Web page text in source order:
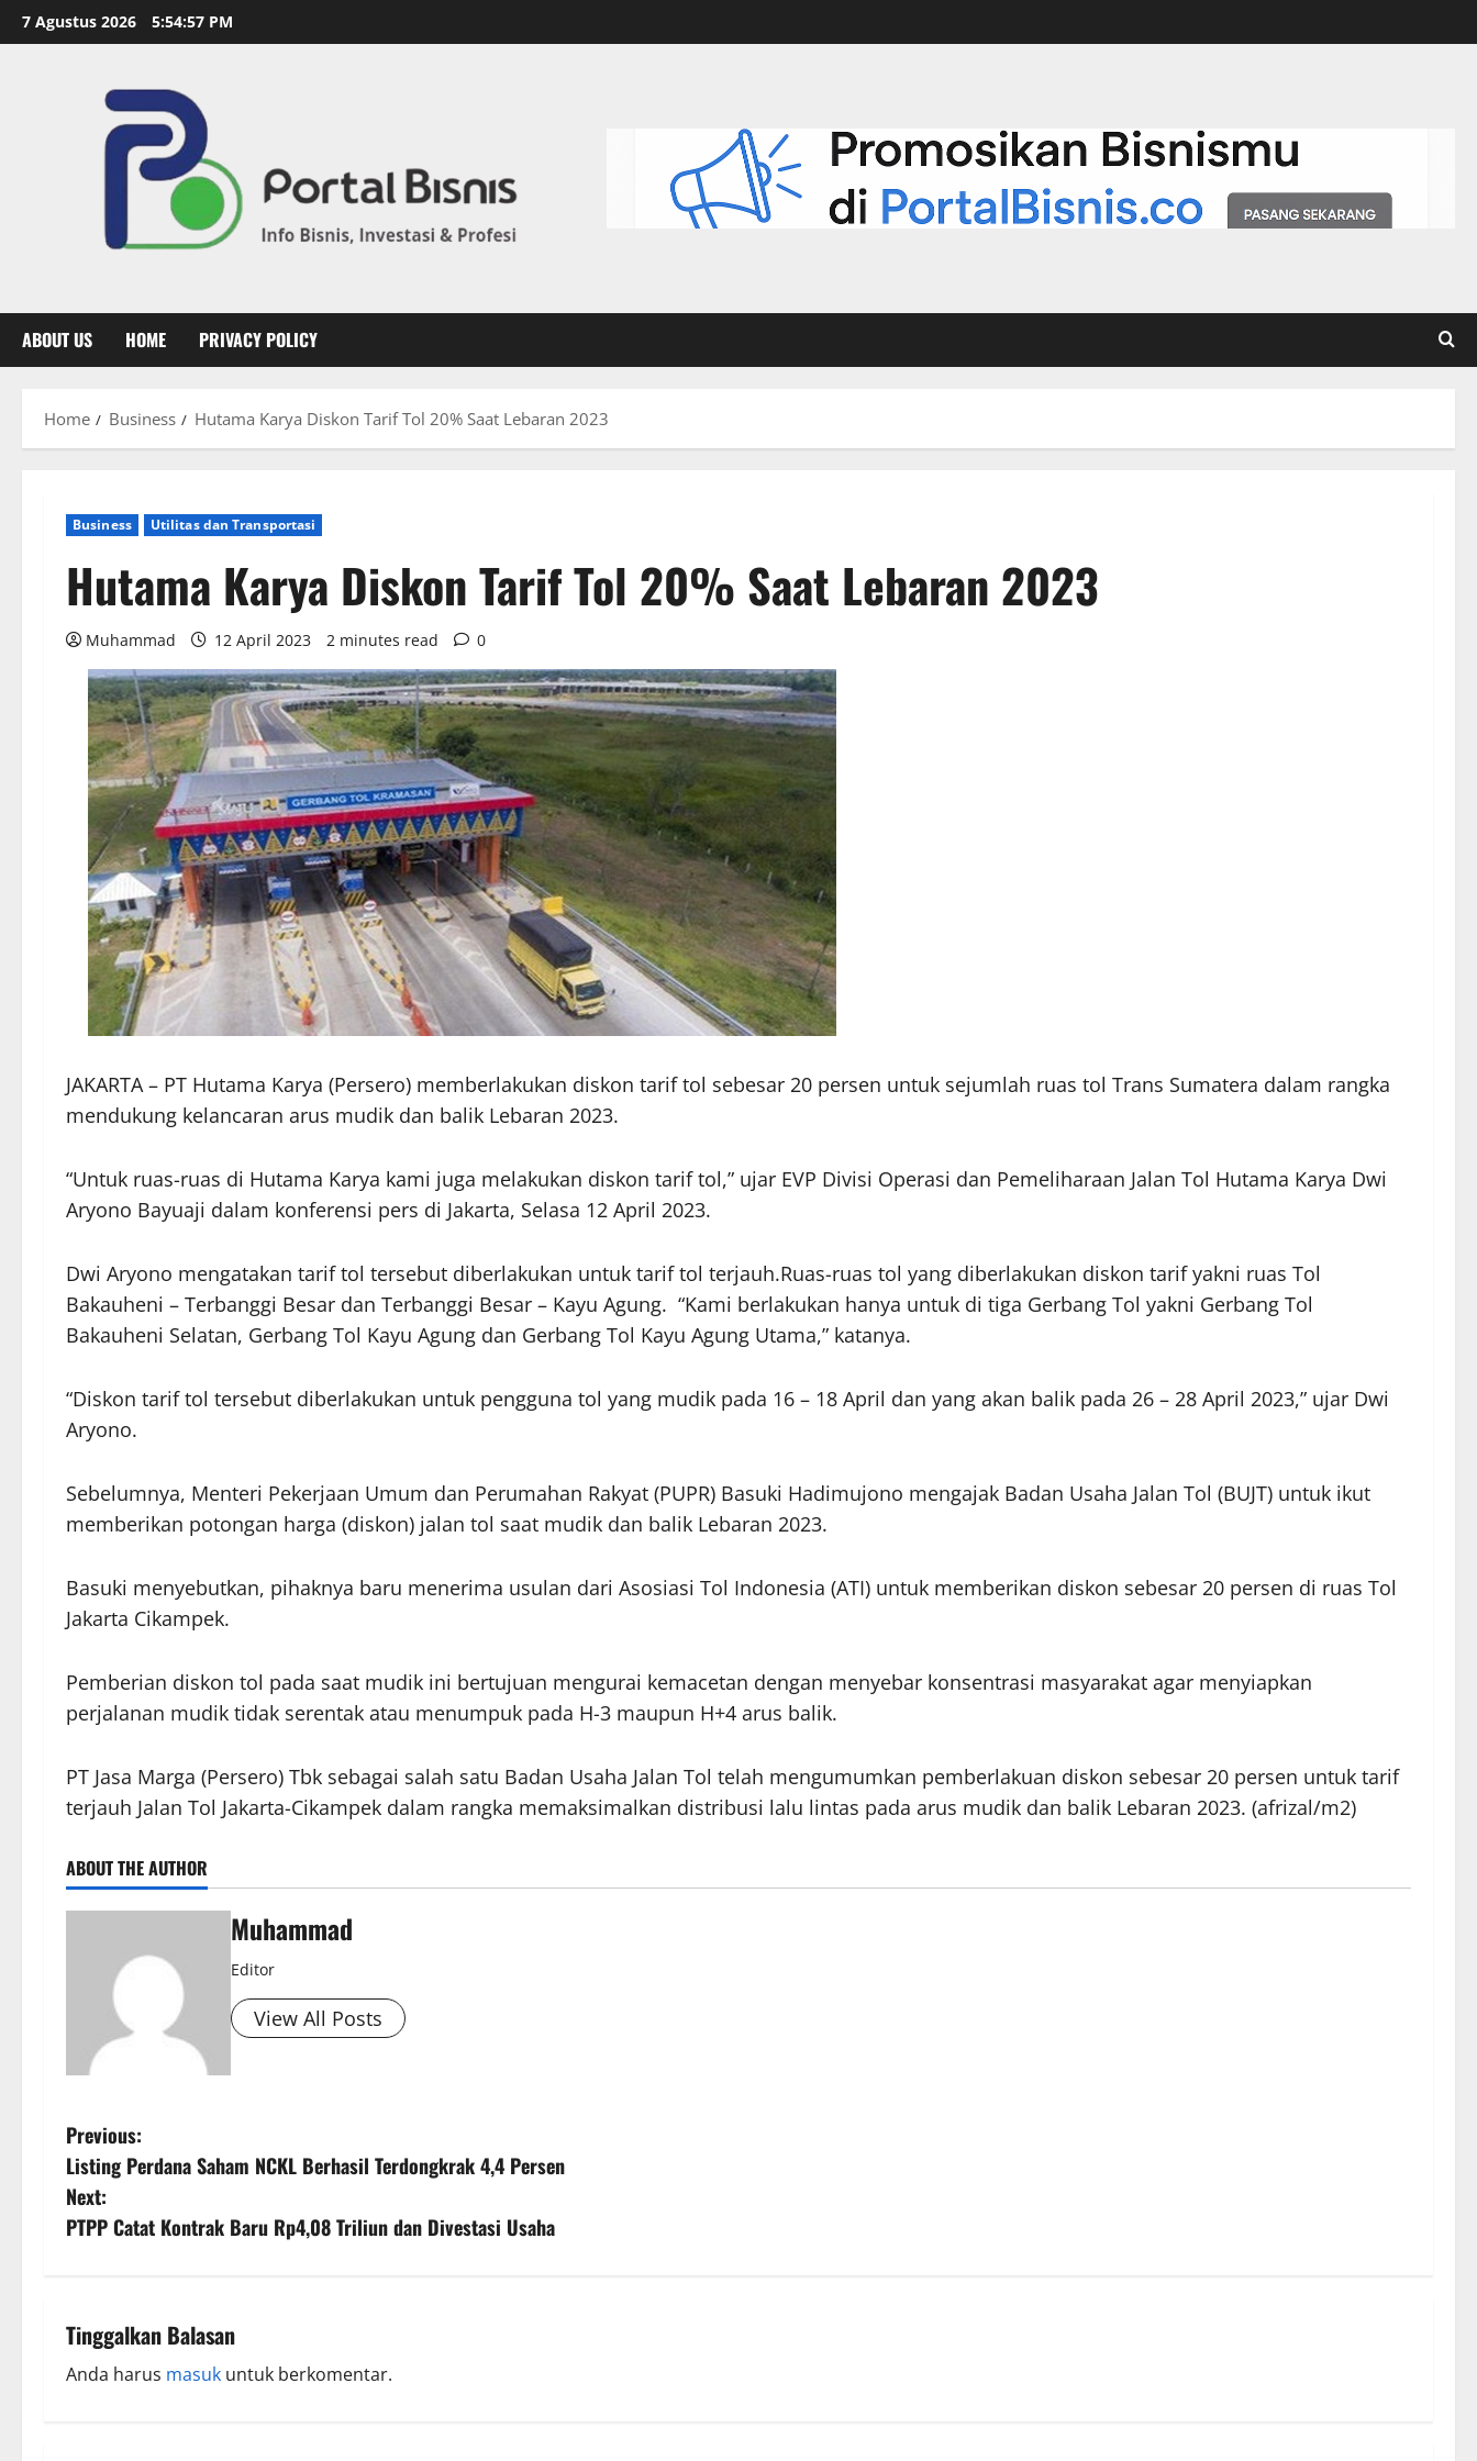
7 Agustus 2026 5:54:58 PM
ABOUT US HOME PRIVACY POLICY
Home Business Hutama Karya Diskon Tarif Tol 20% Saat Lebaran 2023
Business Utilitas dan Transportasi
Hutama Karya Diskon Tarif Tol 20% Saat Lebaran 2023
Muhammad 12 April 2023 2 minutes read 0
JAKARTA – PT Hutama Karya (Persero) memberlakukan diskon tarif tol sebesar 20 persen untuk sejumlah ruas tol Trans Sumatera dalam rangka
mendukung kelancaran arus mudik dan balik Lebaran 2023.
“Untuk ruas-ruas di Hutama Karya kami juga melakukan diskon tarif tol,” ujar EVP Divisi Operasi dan Pemeliharaan Jalan Tol Hutama Karya Dwi
Aryono Bayuaji dalam konferensi pers di Jakarta, Selasa 12 April 2023.
Dwi Aryono mengatakan tarif tol tersebut diberlakukan untuk tarif tol terjauh.Ruas-ruas tol yang diberlakukan diskon tarif yakni ruas Tol
Bakauheni – Terbanggi Besar dan Terbanggi Besar – Kayu Agung. “Kami berlakukan hanya untuk di tiga Gerbang Tol yakni Gerbang Tol
Bakauheni Selatan, Gerbang Tol Kayu Agung dan Gerbang Tol Kayu Agung Utama,” katanya.
“Diskon tarif tol tersebut diberlakukan untuk pengguna tol yang mudik pada 16 – 18 April dan yang akan balik pada 26 – 28 April 2023,” ujar Dwi
Aryono.
Sebelumnya, Menteri Pekerjaan Umum dan Perumahan Rakyat (PUPR) Basuki Hadimujono mengajak Badan Usaha Jalan Tol (BUJT) untuk ikut
memberikan potongan harga (diskon) jalan tol saat mudik dan balik Lebaran 2023.
Basuki menyebutkan, pihaknya baru menerima usulan dari Asosiasi Tol Indonesia (ATI) untuk memberikan diskon sebesar 20 persen di ruas Tol
Jakarta Cikampek.
Pemberian diskon tol pada saat mudik ini bertujuan mengurai kemacetan dengan menyebar konsentrasi masyarakat agar menyiapkan
perjalanan mudik tidak serentak atau menumpuk pada H-3 maupun H+4 arus balik.
PT Jasa Marga (Persero) Tbk sebagai salah satu Badan Usaha Jalan Tol telah mengumumkan pemberlakuan diskon sebesar 20 persen untuk tarif
terjauh Jalan Tol Jakarta-Cikampek dalam rangka memaksimalkan distribusi lalu lintas pada arus mudik dan balik Lebaran 2023. (afrizal/m2)
ABOUT THE AUTHOR
Muhammad
Editor
View All Posts
Previous:
Listing Perdana Saham NCKL Berhasil Terdongkrak 4,4 Persen
Next:
PTPP Catat Kontrak Baru Rp4,08 Triliun dan Divestasi Usaha
Tinggalkan Balasan
Anda harus masuk untuk berkomentar.